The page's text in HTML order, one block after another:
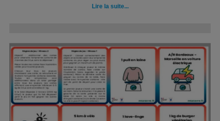
Lire la suite...